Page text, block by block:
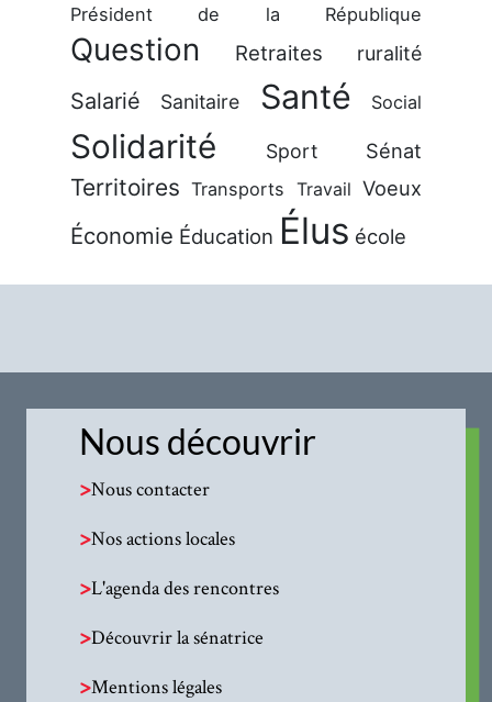
Président de la République
Question Retraites ruralité
Salarié Sanitaire Santé Social
Solidarité Sport Sénat
Territoires Transports Travail Voeux
Économie Éducation Élus école
Nous découvrir
>Nous contacter
>Nos actions locales
>L'agenda des rencontres
>Découvrir la sénatrice
>Mentions légales